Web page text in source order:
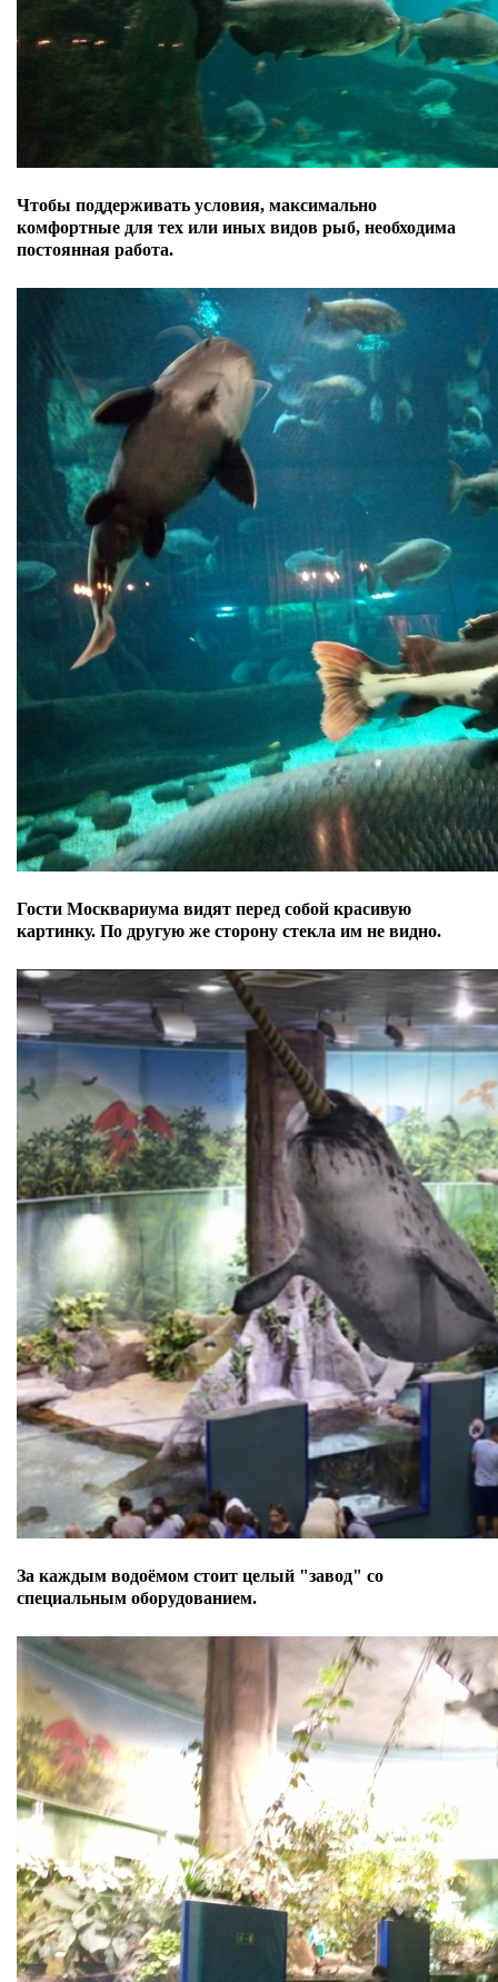
Чтобы поддерживать условия, максимально
комфортные для тех или иных видов рыб, необходима
постоянная работа.
Гости Москвариума видят перед собой красивую
картинку. По другую же сторону стекла им не видно.
За каждым водоёмом стоит целый "завод" со
специальным оборудованием.